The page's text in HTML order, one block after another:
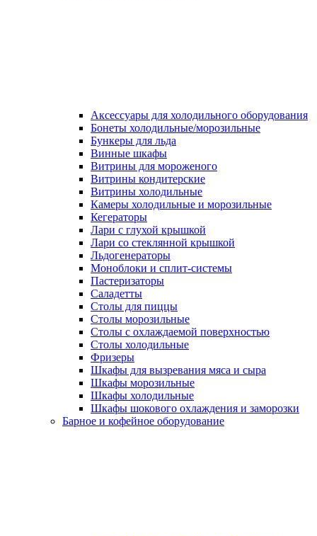
Аксессуары для холодильного оборудования
Бонеты холодильные/морозильные
Бункеры для льда
Винные шкафы
Витрины для мороженого
Витрины кондитерские
Витрины холодильные
Камеры холодильные и морозильные
Кегераторы
Лари с глухой крышкой
Лари со стеклянной крышкой
Льдогенераторы
Моноблоки и сплит-системы
Пастеризаторы
Саладетты
Столы для пиццы
Столы морозильные
Столы с охлаждаемой поверхностью
Столы холодильные
Фризеры
Шкафы для вызревания мяса и сыра
Шкафы морозильные
Шкафы холодильные
Шкафы шокового охлаждения и заморозки
Барное и кофейное оборудование